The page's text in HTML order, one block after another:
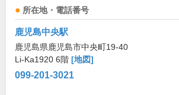
所在地・電話番号
鹿児島中央駅
鹿児島県鹿児島市中央町19-40
Li-Ka1920 6階 [地図]
099-201-3021